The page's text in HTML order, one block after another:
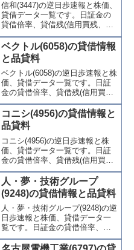
信和(3447)の逆日歩速報と株価、
貸借データ一覧です。日証金の
貸借倍率、貸借残(信用買残、信
用売残)、品貸料(逆日歩)、東証
の週末残高、規制(注意喚起・申
込停止)など、空売り関連情報を
集計し、図解でわかりやすくま
とめて掲載しています。
ベクトル(6058)の貸借情報
と品貸料
ベクトル(6058)の逆日歩速報と株
価、貸借データ一覧です。日証
金の貸借倍率、貸借残(信用買
残、信用売残)、品貸料(逆日
歩)、東証の週末残高、規制(注意
喚起・申込停止)など、空売り関
連情報を集計し、図解でわかり
やすくまとめて掲載していま
す。
コニシ(4956)の貸借情報と
品貸料
コニシ(4956)の逆日歩速報と株
価、貸借データ一覧です。日証
金の貸借倍率、貸借残(信用買
残、信用売残)、品貸料(逆日
歩)、東証の週末残高、規制(注意
喚起・申込停止)など、空売り関
連情報を集計し、図解でわかり
やすくまとめて掲載していま
す。
人・夢・技術グループ
(9248)の貸借情報と品貸料
人・夢・技術グループ(9248)の逆
日歩速報と株価、貸借データ一
覧です。日証金の貸借倍率、貸
借残(信用買残、信用売残)、品貸
料(逆日歩)、東証の週末残高、規